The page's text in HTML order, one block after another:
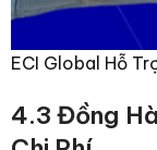
ECI Global Hỗ
4.3 Đồng